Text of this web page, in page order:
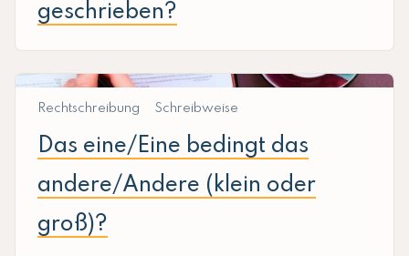
geschrieben?
Rechtschreibung Schreibweise
Das eine/Eine bedingt das
andere/Andere (klein oder
groß)?